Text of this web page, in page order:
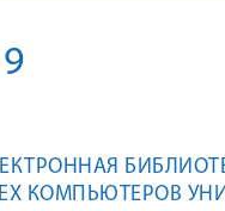
КОМПЬЮТЕРОВ